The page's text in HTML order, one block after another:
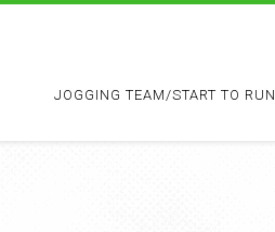
JOGGING TEAM/START TO RUN